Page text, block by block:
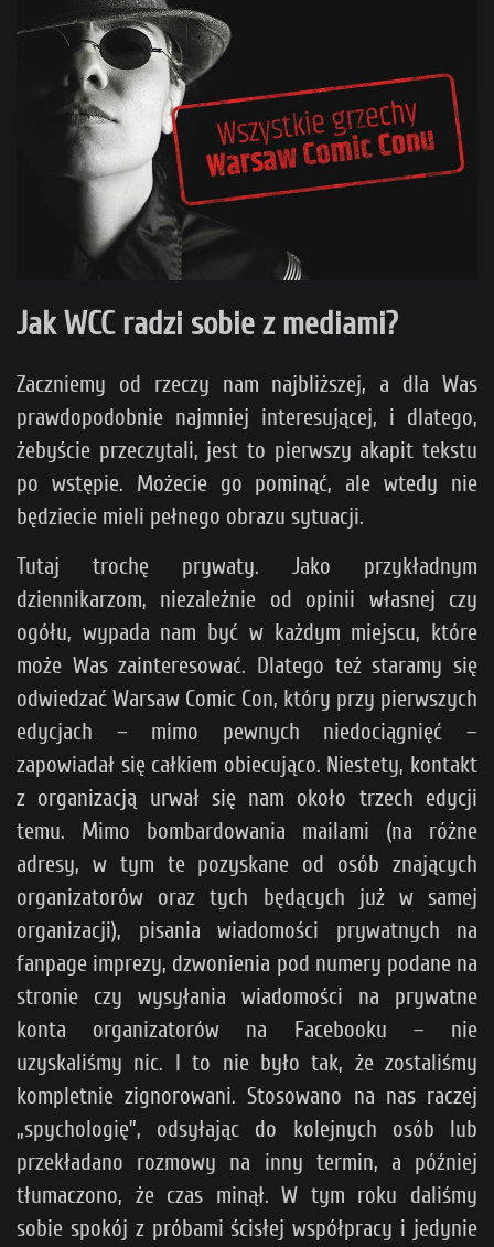
Jak WCC radzi sobie z mediami?
Zaczniemy od rzeczy nam najbliższej, a dla Was
prawdopodobnie najmniej interesującej, i dlatego,
żebyście przeczytali, jest to pierwszy akapit tekstu
po wstępie. Możecie go pominąć, ale wtedy nie
będziecie mieli pełnego obrazu sytuacji.
Tutaj trochę prywaty. Jako przykładnym
dziennikarzom, niezależnie od opinii własnej czy
ogółu, wypada nam być w każdym miejscu, które
może Was zainteresować. Dlatego też staramy się
odwiedzać Warsaw Comic Con, który przy pierwszych
edycjach – mimo pewnych niedociągnięć –
zapowiadał się całkiem obiecująco. Niestety, kontakt
z organizacją urwał się nam około trzech edycji
temu. Mimo bombardowania mailami (na różne
adresy, w tym te pozyskane od osób znających
organizatorów oraz tych będących już w samej
organizacji), pisania wiadomości prywatnych na
fanpage imprezy, dzwonienia pod numery podane na
stronie czy wysyłania wiadomości na prywatne
konta organizatorów na Facebooku – nie
uzyskaliśmy nic. I to nie było tak, że zostaliśmy
kompletnie zignorowani. Stosowano na nas raczej
„spychologię”, odsyłając do kolejnych osób lub
przekładano rozmowy na inny termin, a później
tłumaczono, że czas minął. W tym roku daliśmy
sobie spokój z próbami ścisłej współpracy i jedynie